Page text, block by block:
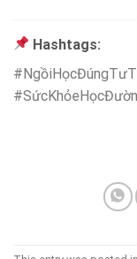
Hashtags: